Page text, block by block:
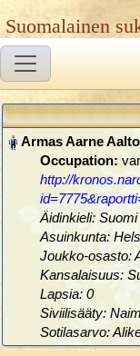
Suomalainen
Occupation:
http://
Äidinkieli: Suomi
Asuinkunta:
Joukko-osasto:
Kansalaisuus:
Lapsia: 0
Siviilisääty:
Sotilasarvo: